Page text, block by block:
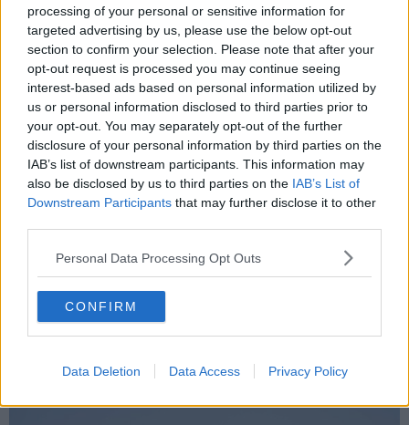
processing of your personal or sensitive information for
targeted advertising by us, please use the below opt-out
section to confirm your selection. Please note that after your
opt-out request is processed you may continue seeing
interest-based ads based on personal information utilized by
us or personal information disclosed to third parties prior to
your opt-out. You may separately opt-out of the further
disclosure of your personal information by third parties on the
IAB’s list of downstream participants. This information may
also be disclosed by us to third parties on the IAB’s List of
Downstream Participants that may further disclose it to other
Personal Data Processing Opt Outs
CONFIRM
Data Deletion Data Access Privacy Policy
Gli atleti Elite e i Master License saranno impegnati sulla distanza
Marathon di 74 km con ben 2.600 metri di dislivello, un tracciato
nervoso e senza un attimo di tregua che abbraccia l'intero
promontorio. Per gli amatori è offerta l’alternativa dell'itinerario
Classic di 45 km e 1.600 metri di dislivello, un percorso più breve
ma non meno spettacolare, tanto che è possibile che qualche
iscritto, più interessato all’album dei ricordi che alla classifica, si
fermi per un selfie a picco sulle scogliere dell'Isola d'Elba.
L'Elite mondiale in Italia
La presenza dellaUCI World Cup garantisce un parterre di
altissimo livello, con i migliori specialisti mondiali pronti a
darsi battaglia. A indossare la maglia di leader saranno ilbelga
r portacolori del KTM
Spada Powered by Brenta Brakes vincitori della HERO Costa
UCI 2026. Alle loro spalle si schiereranno i migliori interpreti della
disciplina.